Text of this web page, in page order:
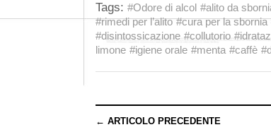
Tags: #Odore di alcol #alito da
#rimedi per l’alito #cura per la sbornia
#disintossicazione #collutorio
limone #igiene orale #menta #caffè
← ARTICOLO PRECEDENTE